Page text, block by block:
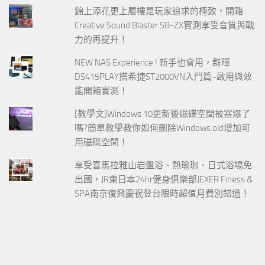
錦上添花更上層樓是玩家追求的極致，開箱
Creative Sound Blaster SB-ZX實測享受音質與戰
力的再提升！
NEW NAS Experience ! 新手也會用，群暉
DS415PLAY搭希捷ST2000VN入門篇~啟用與效
能開箱實測！
[教學文]Windows 10更新後磁碟空間被塞爆了
嗎?簡單教學教你如何刪除Windows.old增加可
用磁碟空間！
享受喜馬拉雅山岩盤浴、熱瑜珈、日式浴場免
出國，JR東日本24hr健身俱樂部JEXER Finess &
SPA南京復興慶祝登台限時超值月費別錯過！